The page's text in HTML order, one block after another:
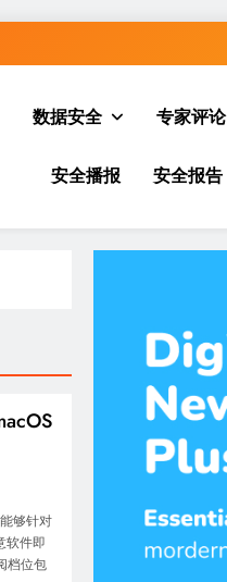
数据安全 专家评论
安全播报 安全报告
够针对
软件即
档位包